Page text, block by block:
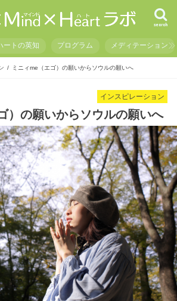
search
ートの英知 プログラム メディテーション
ミニィme（エゴ）の願いからソウルの願いへ
インスピレーション
）の願いからソウルの願いへ